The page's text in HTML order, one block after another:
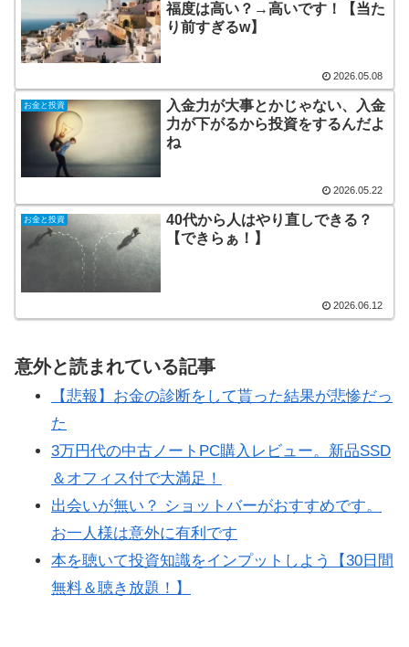
福度は高い？→高いです！【当た
り前すぎるw】
2026.05.08
お金と投資
入金力が大事とかじゃない、入金
力が下がるから投資をするんだよ
ね
2026.05.22
お金と投資
40代から人はやり直しできる？
【できらぁ！】
2026.06.12
意外と読まれている記事
【悲報】お金の診断をして貰った結果が悲惨だっ
た
3万円代の中古ノートPC購入レビュー。新品SSD
＆オフィス付で大満足！
出会いが無い？ ショットバーがおすすめです。
お一人様は意外に有利です
本を聴いて投資知識をインプットしよう【30日間
無料＆聴き放題！】